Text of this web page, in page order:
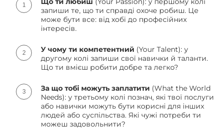
запиши те, що ти справді охоче робиш. Це
може бути все: від хобі до професійних
інтересів.
У чому ти компетентний (Your Talent): у
другому колі запиши свої навички й таланти.
Що ти вмієш робити добре та легко?
За що тобі можуть заплатити (What the World
Needs): у третьому колі познач, які твої послуги
або навички можуть бути корисні для інших
людей або суспільства. Які чужі потреби ти
можеш задовольнити?